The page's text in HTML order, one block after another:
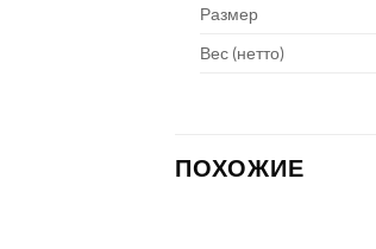
Размер
Вес (нетто)
ПОХОЖИЕ